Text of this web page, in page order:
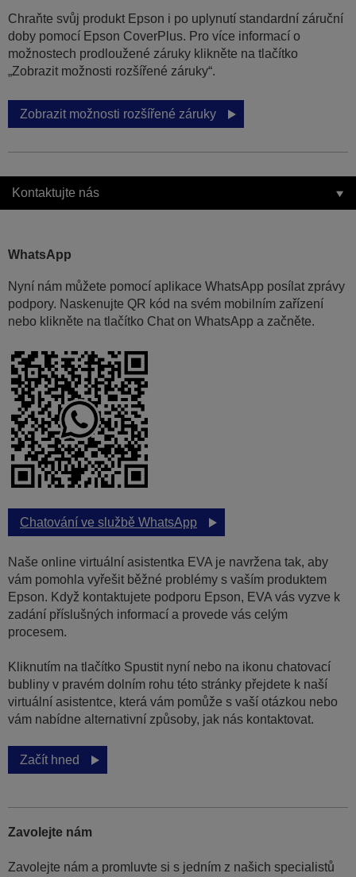
Chraňte svůj produkt Epson i po uplynutí standardní záruční
doby pomocí Epson CoverPlus. Pro více informací o
možnostech prodloužené záruky klikněte na tlačítko
„Zobrazit možnosti rozšířené záruky“.
Zobrazit možnosti rozšířené záruky
Kontaktujte nás
WhatsApp
Nyní nám můžete pomocí aplikace WhatsApp posílat zprávy
podpory. Naskenujte QR kód na svém mobilním zařízení
nebo klikněte na tlačítko Chat on WhatsApp a začněte.
Chatování ve službě WhatsApp
Naše online virtuální asistentka EVA je navržena tak, aby
vám pomohla vyřešit běžné problémy s vaším produktem
Epson. Když kontaktujete podporu Epson, EVA vás vyzve k
zadání příslušných informací a provede vás celým
procesem.
Kliknutím na tlačítko Spustit nyní nebo na ikonu chatovací
bubliny v pravém dolním rohu této stránky přejdete k naší
virtuální asistentce, která vám pomůže s vaší otázkou nebo
vám nabídne alternativní způsoby, jak nás kontaktovat.
Začít hned
Zavolejte nám
Zavolejte nám a promluvte si s jedním z našich specialistů